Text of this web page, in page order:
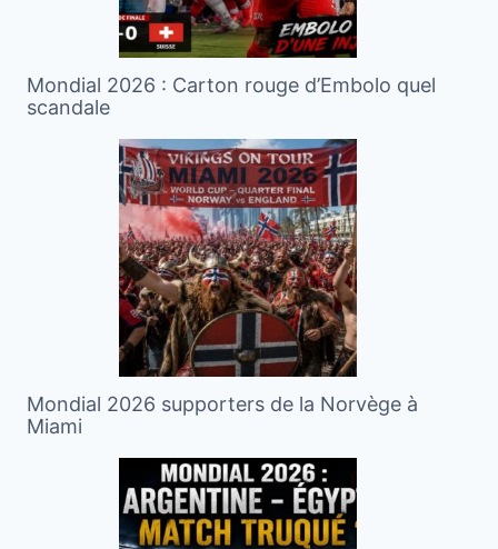
Mondial 2026 : Carton rouge d’Embolo quel
scandale
Mondial 2026 supporters de la Norvège à
Miami